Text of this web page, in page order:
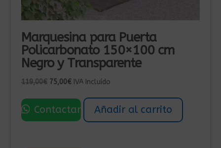
Marquesina para Puerta
Policarbonato 150×100 cm
Negro y Transparente
119,00€ El
original
era:
75,00€El
actual
es:
IVA Incluído
Contactar Añadir al carrito